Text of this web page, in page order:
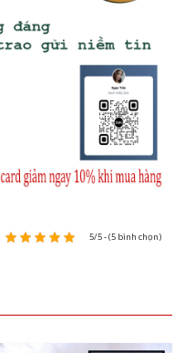
5/5 - (5 bình chọn)